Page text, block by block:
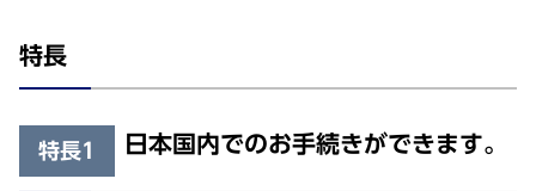
特長
特長1 日本国内でのお手続きができます。